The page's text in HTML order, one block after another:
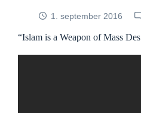
1. september 2016
“Islam is a Weapon of Mass